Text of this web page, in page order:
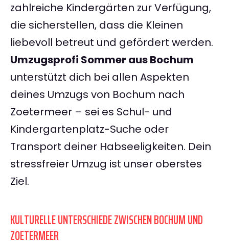
zahlreiche Kindergärten zur Verfügung,
die sicherstellen, dass die Kleinen
liebevoll betreut und gefördert werden.
Umzugsprofi Sommer aus Bochum
unterstützt dich bei allen Aspekten
deines Umzugs von Bochum nach
Zoetermeer – sei es Schul- und
Kindergartenplatz-Suche oder
Transport deiner Habseeligkeiten. Dein
stressfreier Umzug ist unser oberstes
Ziel.
KULTURELLE UNTERSCHIEDE ZWISCHEN BOCHUM UND
ZOETERMEER